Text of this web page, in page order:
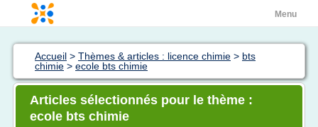
Menu
Accueil > Thèmes & articles : licence chimie > bts
chimie > ecole bts chimie
Articles sélectionnés pour le thème :
ecole bts chimie